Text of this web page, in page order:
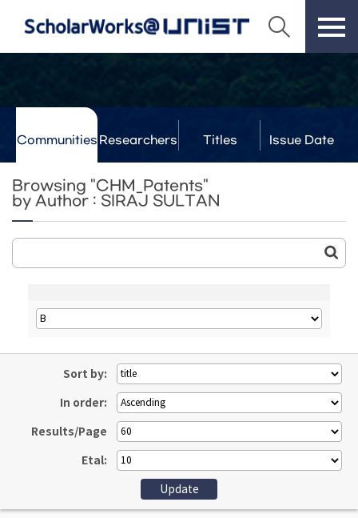
Communities Researchers Titles Issue Date
Browsing "CHM_Patents"
by Author : SIRAJ SULTAN
Sort by:
In order:
Results/Page
Etal: